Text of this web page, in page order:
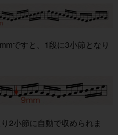
ですと、1段に3小節となり
2小節に自動で収められま